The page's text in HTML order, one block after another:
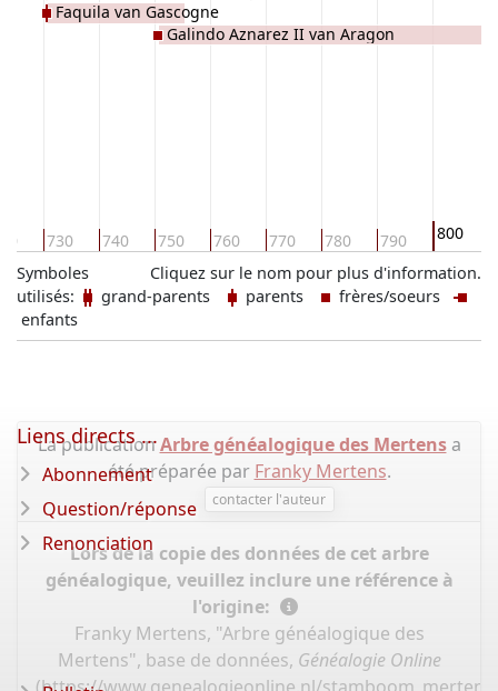
730 740 750 760 770 780 790 800
Faquila van Gascogne
Galindo Aznarez II van Aragon
Cliquez sur le nom pour plus d'information.
Symboles
utilisés:
grand-parents parents
frères/soeurs
enfants
La publicationArbre généalogique des Mertensa
été préparée par Franky Mertens.
contacter l'auteur
Lors de la copie des données de cet arbre
généalogique, veuillez inclure une référence à
l'origine:
Franky Mertens, "Arbre généalogique des
Mertens", base de données, Généalogie Online
Liens directs ...
Abonnement
Question/réponse
Renonciation